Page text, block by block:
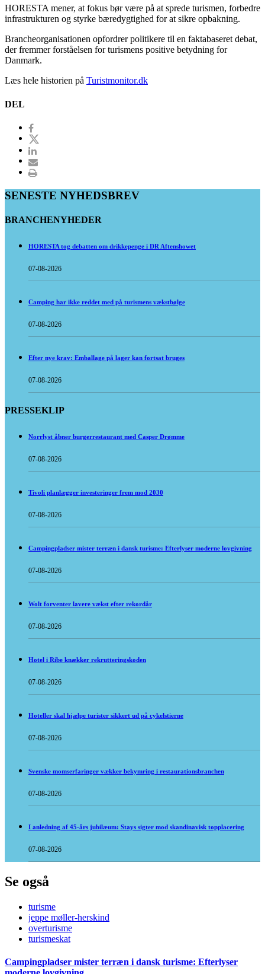
HORESTA mener, at fokus bør være på at sprede turismen, forbedre
infrastrukturen og styrke bæredygtighed for at sikre opbakning.
Brancheorganisationen opfordrer politikere til en faktabaseret debat,
der fremmer forståelsen for turismens positive betydning for
Danmark.
Læs hele historien på Turistmonitor.dk
DEL
SENESTE NYHEDSBREV
BRANCHENYHEDER
HORESTA tog debatten om drikkepenge i DR Aftenshowet
07-08-2026
Camping har ikke reddet med på turismens vækstbølge
07-08-2026
Efter nye krav: Emballage på lager kan fortsat bruges
07-08-2026
PRESSEKLIP
Norrlyst åbner burgerrestaurant med Casper Drømme
07-08-2026
Tivoli planlægger investeringer frem mod 2030
07-08-2026
Campingpladser mister terræn i dansk turisme: Efterlyser moderne lovgivning
07-08-2026
Wolt forventer lavere vækst efter rekordår
07-08-2026
Hotel i Ribe knækker rekrutteringskoden
07-08-2026
Hoteller skal hjælpe turister sikkert ud på cykelstierne
07-08-2026
Svenske momserfaringer vækker bekymring i restaurationsbranchen
07-08-2026
I anledning af 45-års jubilæum: Stays sigter mod skandinavisk topplacering
07-08-2026
Se også
turisme
jeppe møller-herskind
overturisme
turismeskat
Campingpladser mister terræn i dansk turisme: Efterlyser